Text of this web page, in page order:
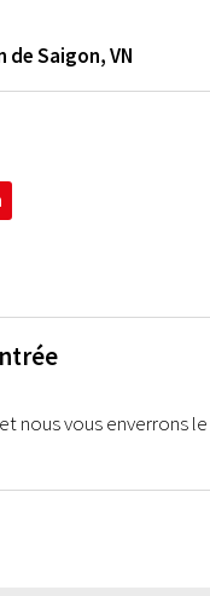
de Saigon,VN
nous vous enverrons